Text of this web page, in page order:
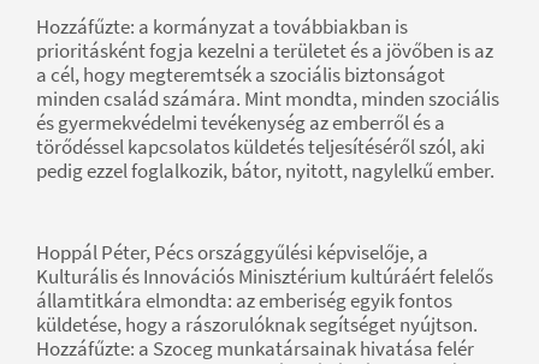
Hozzáfűzte: a kormányzat a továbbiakban is
prioritásként fogja kezelni a területet és a jövőben is az
a cél, hogy megteremtsék a szociális biztonságot
minden család számára. Mint mondta, minden szociális
és gyermekvédelmi tevékenység az emberről és a
törődéssel kapcsolatos küldetés teljesítéséről szól, aki
pedig ezzel foglalkozik, bátor, nyitott, nagylelkű ember.
Hoppál Péter, Pécs országgyűlési képviselője, a
Kulturális és Innovációs Minisztérium kultúráért felelős
államtitkára elmondta: az emberiség egyik fontos
küldetése, hogy a rászorulóknak segítséget nyújtson.
Hozzáfűzte: a Szoceg munkatársainak hivatása felér